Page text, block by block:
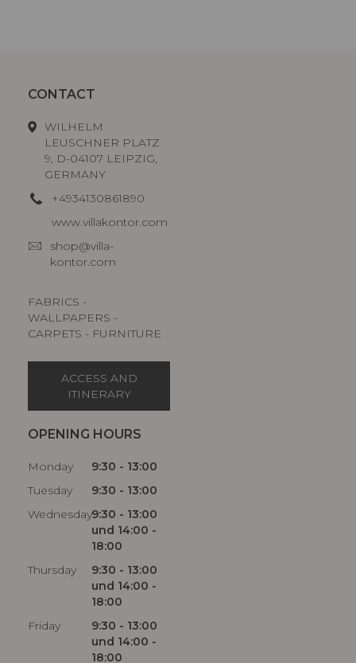
CONTACT
WILHELM
LEUSCHNER PLATZ
9, D-04107 LEIPZIG,
GERMANY
+4934130861890
www.villakontor.com
shop@villa-
kontor.com
FABRICS -
WALLPAPERS -
CARPETS - FURNITURE
ACCESS AND
ITINERARY
OPENING HOURS
Monday
9:30 - 13:00
Tuesday
9:30 - 13:00
Wednesday9:30 - 13:00
und 14:00 -
18:00
Thursday
9:30 - 13:00
und 14:00 -
18:00
Friday
9:30 - 13:00
und 14:00 -
18:00